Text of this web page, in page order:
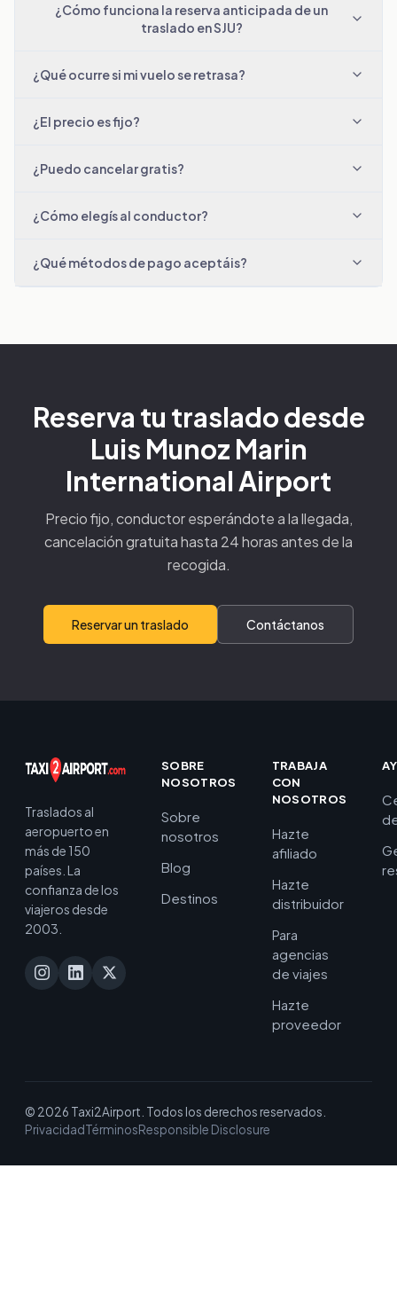
¿Cómo funciona la reserva anticipada de un
traslado en SJU?
¿Qué ocurre si mi vuelo se retrasa?
¿El precio es fijo?
¿Puedo cancelar gratis?
¿Cómo elegís al conductor?
¿Qué métodos de pago aceptáis?
Reserva tu traslado desde
Luis Munoz Marin
International Airport
Precio fijo, conductor esperándote a la llegada,
cancelación gratuita hasta 24 horas antes de la
recogida.
Reservar un traslado Contáctanos
Traslados al
aeropuerto en
más de 150
países. La
confianza de los
viajeros desde
2003.
SOBRE
NOSOTROS
Sobre
nosotros
Blog
Destinos
TRABAJA
CON
NOSOTROS
Hazte
afiliado
Hazte
distribuidor
Para
agencias
de viajes
Hazte
proveedor
© 2026 Taxi2Airport. Todos los derechos reservados.
PrivacidadTérminosResponsible Disclosure